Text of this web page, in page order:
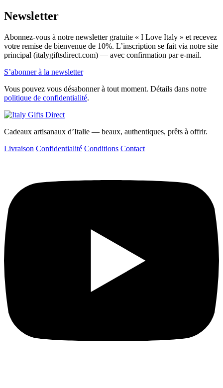
Newsletter
Abonnez-vous à notre newsletter gratuite « I Love Italy » et recevez
votre remise de bienvenue de 10%. L’inscription se fait via notre site
principal (italygiftsdirect.com) — avec confirmation par e-mail.
S’abonner à la newsletter
Vous pouvez vous désabonner à tout moment. Détails dans notre
politique de confidentialité.
Cadeaux artisanaux d’Italie — beaux, authentiques, prêts à offrir.
Livraison Confidentialité Conditions Contact